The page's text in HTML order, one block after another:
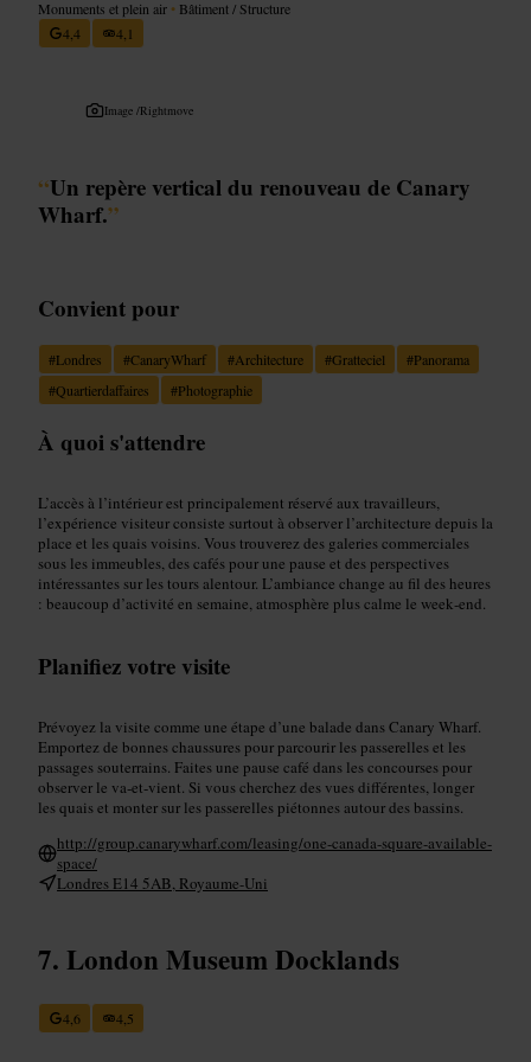
Monuments et plein air • Bâtiment / Structure
4,4
4,1
Image /Rightmove
“Un repère vertical du renouveau de Canary
Wharf.”
Convient pour
#Londres #CanaryWharf #Architecture #Gratteciel #Panorama
#Quartierdaffaires #Photographie
À quoi s'attendre
L’accès à l’intérieur est principalement réservé aux travailleurs,
l’expérience visiteur consiste surtout à observer l’architecture depuis la
place et les quais voisins. Vous trouverez des galeries commerciales
sous les immeubles, des cafés pour une pause et des perspectives
intéressantes sur les tours alentour. L’ambiance change au fil des heures
: beaucoup d’activité en semaine, atmosphère plus calme le week‑end.
Planifiez votre visite
Prévoyez la visite comme une étape d’une balade dans Canary Wharf.
Emportez de bonnes chaussures pour parcourir les passerelles et les
passages souterrains. Faites une pause café dans les concourses pour
observer le va‑et‑vient. Si vous cherchez des vues différentes, longer
les quais et monter sur les passerelles piétonnes autour des bassins.
http://group.canarywharf.com/leasing/one-canada-square-available-
space/
Londres E14 5AB, Royaume-Uni
London Museum Docklands
4,6 4,5